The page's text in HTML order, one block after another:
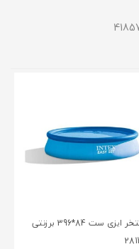
استخر ایزی ست 84*396 برزنتی